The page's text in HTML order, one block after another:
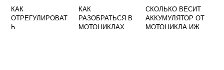
КАК
ОТРЕГУЛИРОВАТ
Ь
КАК
РАЗОБРАТЬСЯ В
МОТОЦИКЛАХ
СКОЛЬКО ВЕСИТ
АККУМУЛЯТОР ОТ
МОТОЦИКЛА ИЖ